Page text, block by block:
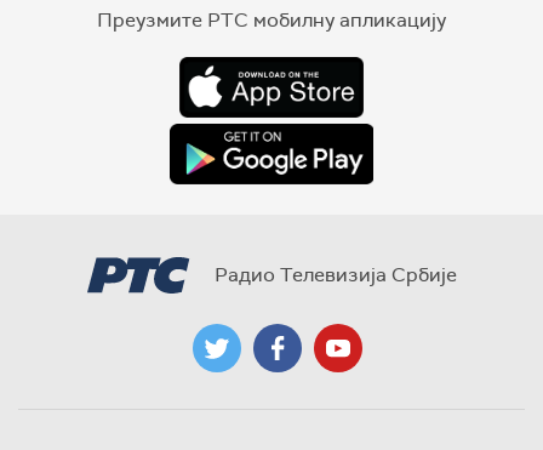
Преузмите РТС мобилну апликацију
Радио Телевизија Србије